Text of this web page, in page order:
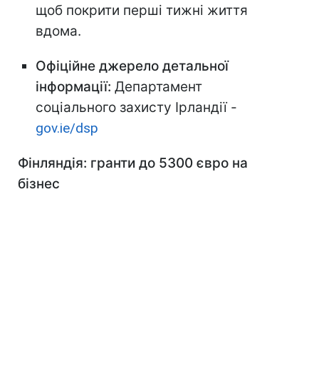
щоб покрити перші тижні життя
вдома.
Офіційне джерело детальної
інформації: Департамент
соціального захисту Ірландії -
gov.ie/dsp
Фінляндія: гранти до 5300 євро на
бізнес